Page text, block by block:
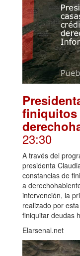
finiquitos
23:30
A través del
presidenta
constancias de
a
intervención, la
realizado por
finiquitar deudas
Elarsenal.net